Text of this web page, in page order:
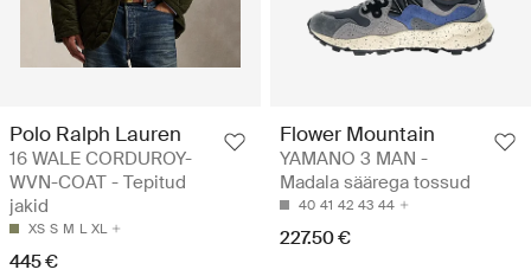
Polo Ralph Lauren
16 WALE CORDUROY-
WVN-COAT - Tepitud
jakid
XS S M L XL
445 €
Flower Mountain
YAMANO 3 MAN -
Madala säärega tossud
40 41 42 43 44
227.50 €